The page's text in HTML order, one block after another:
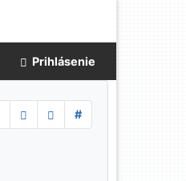
Prihlásenie
#